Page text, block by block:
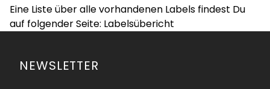
Eine Liste über alle vorhandenen Labels findest Du
auf folgender Seite: Labelsübericht
NEWSLETTER